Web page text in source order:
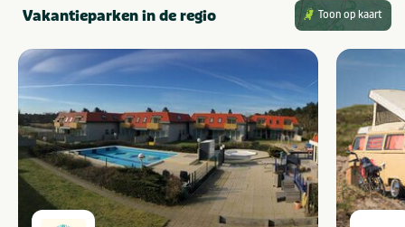
Vakantieparken in de regio Toon op kaart